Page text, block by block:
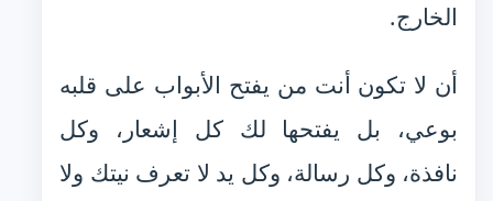
الخارج.
أن لا تكون أنت من يفتح الأبواب على قلبه
بوعي، بل يفتحها لك كل إشعار، وكل
نافذة، وكل رسالة، وكل يد لا تعرف نيتك ولا